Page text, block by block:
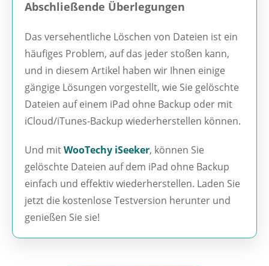
Abschließende Überlegungen
Das versehentliche Löschen von Dateien ist ein
häufiges Problem, auf das jeder stoßen kann,
und in diesem Artikel haben wir Ihnen einige
gängige Lösungen vorgestellt, wie Sie gelöschte
Dateien auf einem iPad ohne Backup oder mit
iCloud/iTunes-Backup wiederherstellen können.
Und mitWooTechy iSeeker, können Sie
gelöschte Dateien auf dem iPad ohne Backup
einfach und effektiv wiederherstellen. Laden Sie
jetzt die kostenlose Testversion herunter und
genießen Sie sie!